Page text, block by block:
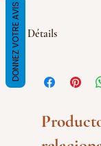
Détails
Technologie :
collage d'un
DONNEZ VOTRE AVIS